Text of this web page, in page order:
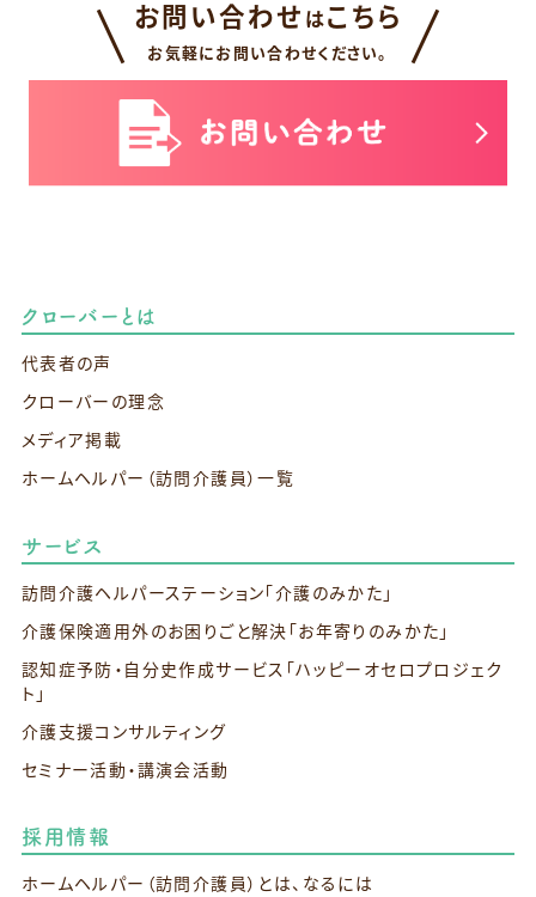
お問い合わせ はこちら
お気軽にお問い合わせください。
クローバーとは
代表者の声
クローバーの理念
メディア掲載
ホームヘルパー（訪問介護員）一覧
サービス
訪問介護ヘルパーステーション「介護のみかた」
介護保険適用外のお困りごと解決 「お年寄りのみかた」
認知症予防・自分史作成サービス 「ハッピーオセロプロジェク
ト」
介護支援コンサルティング
セミナー活動・講演会活動
採用情報
ホームヘルパー（訪問介護員）とは、なるには